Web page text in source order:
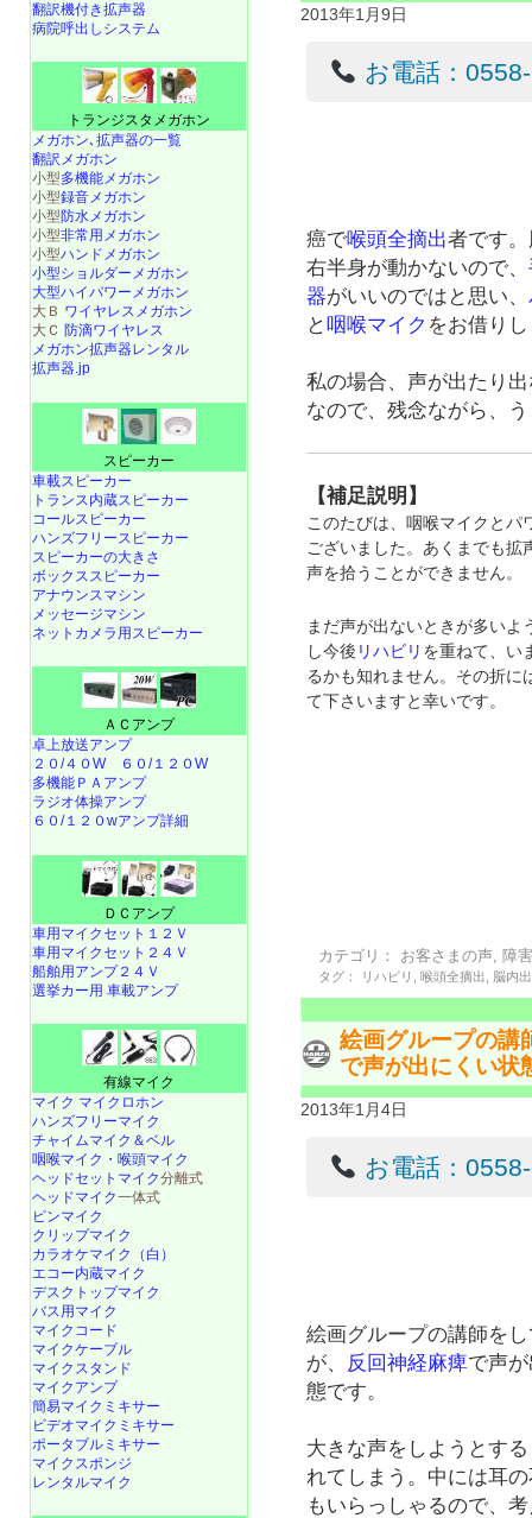
2013年1月9日
お電話：
癌で喉頭全摘出者です
右半身が動かないので、
器がいいのではと思い、
と咽喉マイク をお借り
私の場合、声が出たり
なので、残念ながら、
【補足説明】
このたびは、咽喉マイクとパ
ございました。あくまでも拡
声を拾うことができません。
まだ声が出ないときが多いよ
し今後 リハビリ を重ねて、い
るかも知れません。その折に
て下さいますと幸いです。
カテゴリ： お客さまの声 障
タグ： リハビリ ,喉頭全摘出 脳内
絵画グループの講
で声が出にくい状
2013年1月4日
お電話：
絵画グループの講師を
が、 反回神経麻痺で声
態です。
大きな声をしようとす
れてしまう。中には耳
もいらっしゃるので、
翻訳機付き拡声器
病院呼出しシステム
トランジスタメガホン
メガホン､拡声器の一覧
翻訳メガホン
小型多機能メガホン
小型録音メガホン
小型防水メガホン
小型非常用メガホン
小型ハンドメガホン
小型ショルダーメガホン
大型ハイパワーメガホン
大Ｂ ワイヤレスメガホン
大Ｃ 防滴ワイヤレス
メガホン拡声器レンタル
拡声器.jp
スピーカー
車載スピーカー
トランス内蔵スピーカー
コールスピーカー
ハンズフリースピーカー
スピーカーの大きさ
ボックススピーカー
アナウンスマシン
メッセージマシン
ネットカメラ用スピーカー
ＡＣアンプ
卓上放送アンプ
２０/４０W
６０/１２０W
多機能ＰＡアンプ
ラジオ体操アンプ
６０/１２０wアンプ詳細
ＤＣアンプ
車用マイクセット１２Ｖ
車用マイクセット２４Ｖ
船舶用アンプ２４Ｖ
選挙カー用 車載アンプ
有線マイク
マイク マイクロホン
ハンズフリーマイク
チャイムマイク＆ベル
咽喉マイク・喉頭マイク
ヘッドセットマイク分離式
ヘッドマイク一体式
ピンマイク
クリップマイク
カラオケマイク（白）
エコー内蔵マイク
デスクトップマイク
バス用マイク
マイクコード
マイクケーブル
マイクスタンド
マイクアンプ
簡易マイクミキサー
ビデオマイクミキサー
ポータブルミキサー
マイクスポンジ
レンタルマイク